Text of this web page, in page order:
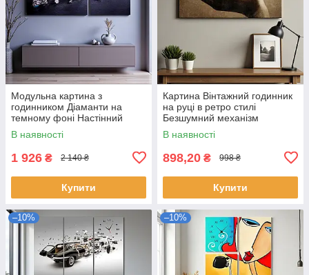
Модульна картина з
годинником Діаманти на
темному фоні Настінний
безшумний годинник Декор
для інтер'єру 100х60 з 2х
В наявності
1 926 ₴ 2 140 ₴
Купити
Картина Вінтажний годинник
на руці в ретро стилі
Безшумний механізм
60х40см
В наявності
898,20 ₴ 998 ₴
Купити
–10% –10%